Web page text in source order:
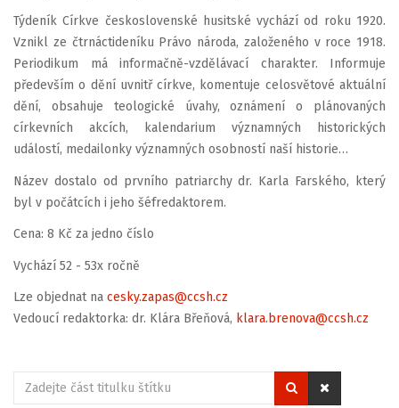
Týdeník Církve československé husitské vychází od roku 1920.
Vznikl ze čtrnáctideníku Právo národa, založeného v roce 1918.
Periodikum má informačně-vzdělávací charakter. Informuje
především o dění uvnitř církve, komentuje celosvětové aktuální
dění, obsahuje teologické úvahy, oznámení o plánovaných
církevních akcích, kalendarium významných historických
událostí, medailonky významných osobností naší historie…
Název dostalo od prvního patriarchy dr. Karla Farského, který
byl v počátcích i jeho šéfredaktorem.
Cena: 8 Kč za jedno číslo
Vychází 52 - 53x ročně
Lze objednat na cesky.zapas@ccsh.cz
Vedoucí redaktorka: dr. Klára Břeňová, klara.brenova@ccsh.cz
Zadejte